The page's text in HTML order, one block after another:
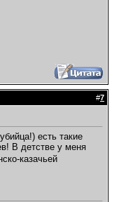
#7
есть такие
В детстве у меня
казачьей